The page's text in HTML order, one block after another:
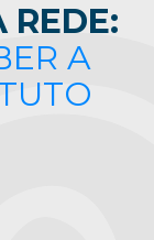
REDE:
A